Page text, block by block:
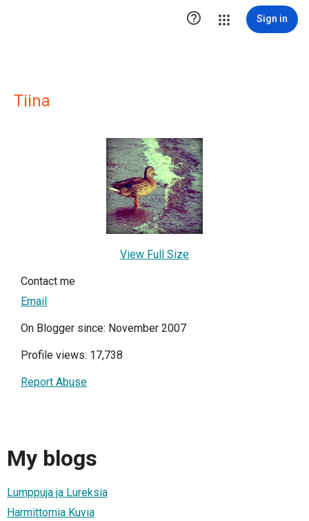
 Sign in
Tiina
View Full Size
Contact me
Email
On Blogger since: November 2007
Profile views: 17,738
Report Abuse
My blogs
Lumppuja ja Lureksia
Harmittomia Kuvia